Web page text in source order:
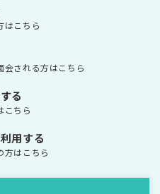
はこちら
会される方はこちら
る
こちら
用する
方はこちら